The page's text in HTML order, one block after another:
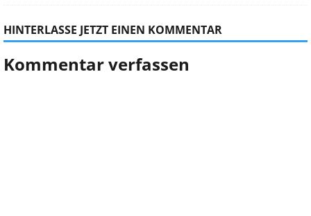
HINTERLASSE JETZT EINEN KOMMENTAR
Kommentar verfassen